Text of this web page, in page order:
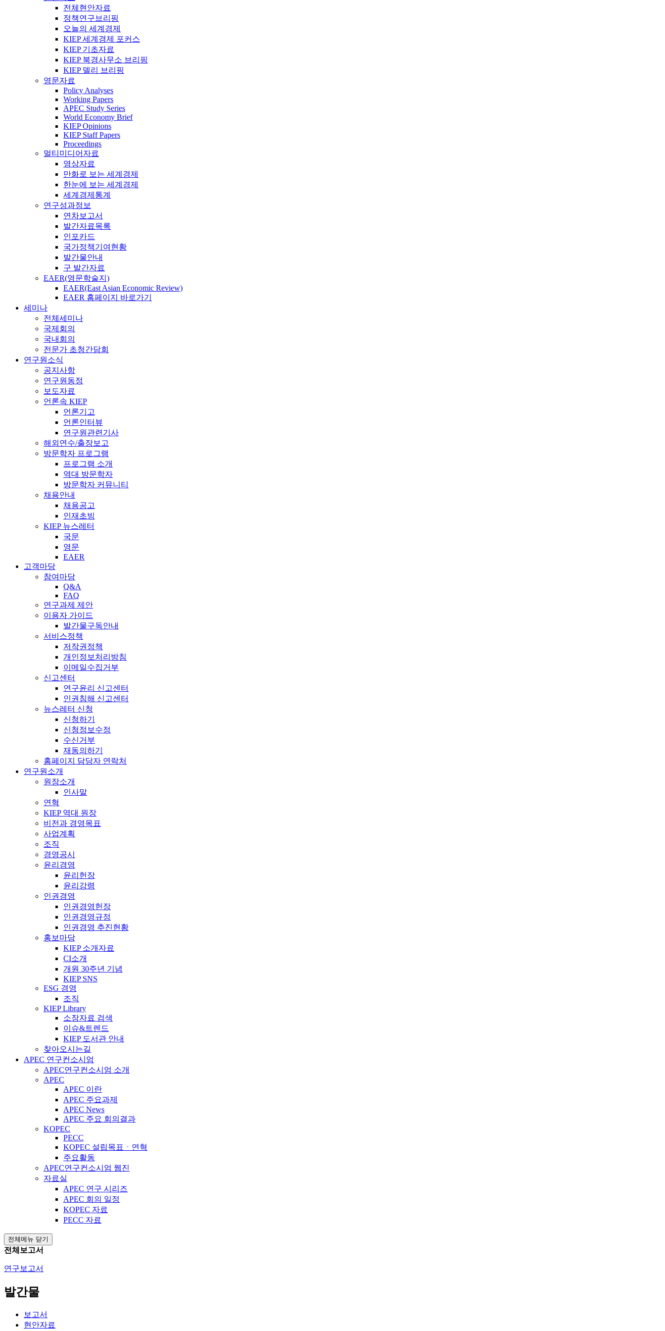
전체현안자료
정책연구브리핑
오늘의 세계경제
KIEP 세계경제 포커스
KIEP 기초자료
KIEP 북경사무소 브리핑
KIEP 델리 브리핑
영문자료
Policy Analyses
Working Papers
APEC Study Series
World Economy Brief
KIEP Opinions
KIEP Staff Papers
Proceedings
멀티미디어자료
영상자료
만화로 보는 세계경제
한눈에 보는 세계경제
세계경제통계
연구성과정보
연차보고서
발간자료목록
인포카드
국가정책기여현황
발간물안내
구 발간자료
EAER(영문학술지)
EAER(East Asian Economic Review)
EAER 홈페이지 바로가기
세미나
전체세미나
국제회의
국내회의
전문가 초청간담회
연구원소식
공지사항
연구원동정
보도자료
언론속 KIEP
언론기고
언론인터뷰
연구원관련기사
해외연수/출장보고
방문학자 프로그램
프로그램 소개
역대 방문학자
방문학자 커뮤니티
채용안내
채용공고
인재초빙
KIEP 뉴스레터
국문
영문
EAER
고객마당
참여마당
Q&A
FAQ
연구과제 제안
이용자 가이드
발간물구독안내
서비스정책
저작권정책
개인정보처리방침
이메일수집거부
신고센터
연구윤리 신고센터
인권침해 신고센터
뉴스레터 신청
신청하기
신청정보수정
수신거부
재동의하기
홈페이지 담당자 연락처
연구원소개
원장소개
인사말
연혁
KIEP 역대 원장
비전과 경영목표
사업계획
조직
경영공시
윤리경영
윤리헌장
윤리강령
인권경영
인권경영헌장
인권경영규정
인권경영 추진현황
홍보마당
KIEP 소개자료
CI소개
개원 30주년 기념
KIEP SNS
ESG 경영
조직
KIEP Library
소장자료 검색
이슈&트렌드
KIEP 도서관 안내
찾아오시는길
APEC 연구컨소시엄
APEC연구컨소시엄 소개
APEC
APEC 이란
APEC 주요과제
APEC News
APEC 주요 회의결과
KOPEC
PECC
KOPEC 설립목표ㆍ연혁
주요활동
APEC연구컨소시엄 웹진
자료실
APEC 연구 시리즈
APEC 회의 일정
KOPEC 자료
PECC 자료
전체메뉴 닫기
전체보고서
연구보고서
발간물
보고서
현안자료